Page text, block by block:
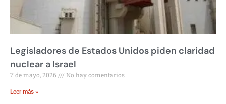
Legisladores de Estados Unidos piden claridad
nuclear a Israel
7 de mayo, 2026 No hay comentarios
Leer más »